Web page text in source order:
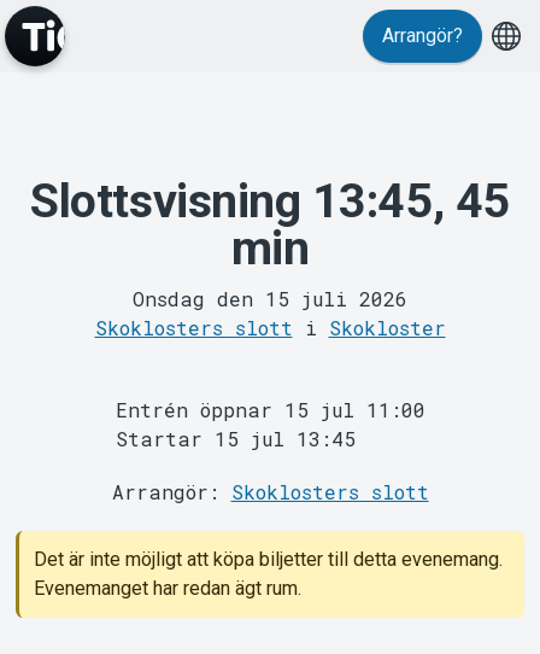
MyTickster
Support
Arrangör?
Slottsvisning 13:45, 45
min
Onsdag den 15 juli 2026
Skoklosters slott i Skokloster
Entrén öppnar 15 jul 11:00
Startar 15 jul 13:45
Arrangör: Skoklosters slott
Det är inte möjligt att köpa biljetter till detta evenemang.
Evenemanget har redan ägt rum.